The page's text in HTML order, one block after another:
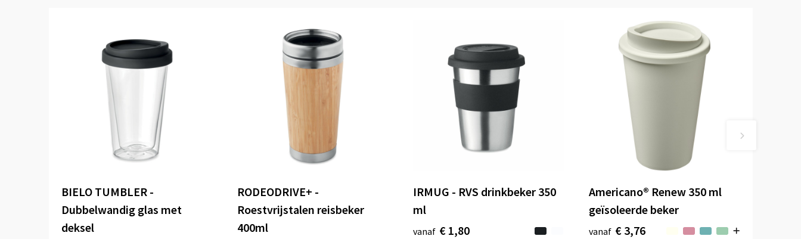
BIELO TUMBLER -
Dubbelwandig glas met
deksel
RODEODRIVE+ -
Roestvrijstalen reisbeker
400ml
IRMUG - RVS drinkbeker 350
ml
vanaf € 1,80
Americano®­­ Renew 350 ml
geïsoleerde beker
vanaf € 3,76